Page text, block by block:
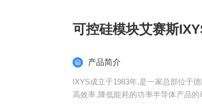
可控硅模块艾赛斯
产品简介
IXYS成立于1983年,是一家总部位于
高效率,降低能耗的功率半导体产品